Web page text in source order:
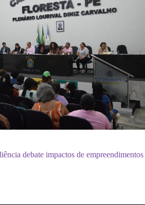
debate impactos de empreendimentos